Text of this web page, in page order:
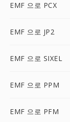
EMF 으로 PCX
EMF 으로 JP2
EMF 으로 SIXEL
EMF 으로 PPM
EMF 으로 PFM